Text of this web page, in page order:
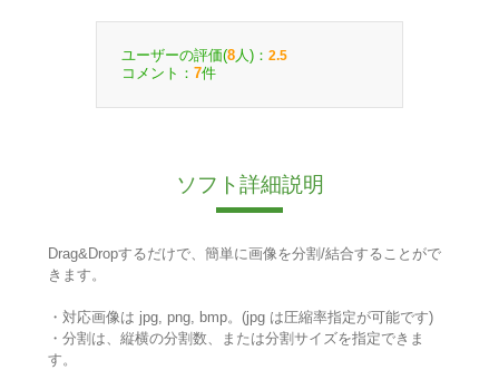
ユーザーの評価(8 人)： 2.5
コメント： 7件
ソフト詳細説明
Drag&Dropするだけで、簡単に画像を分割/結合することがで
きます。
・対応画像は jpg, png, bmp。(jpg は圧縮率指定が可能です)
・分割は、縦横の分割数、または分割サイズを指定できま
す。